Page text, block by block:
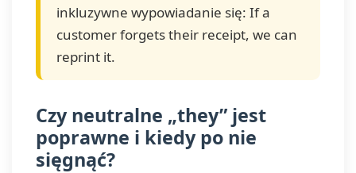
inkluzywne wypowiadanie się: If a
customer forgets their receipt, we can
reprint it.
Czy neutralne „they” jest
poprawne i kiedy po nie
sięgnąć?